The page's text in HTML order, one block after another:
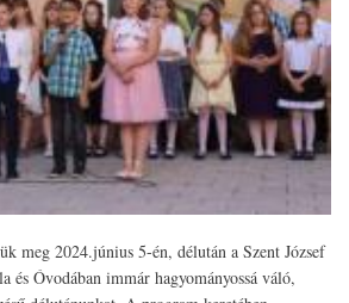
meg 2024.június 5-én, délután a Szent József
és Óvodában immár hagyományossá váló,